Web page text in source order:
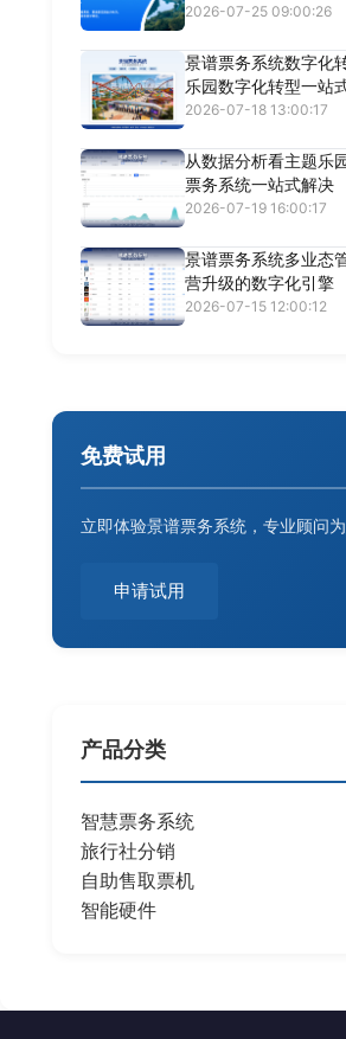
2026-07-25 09:00:26
景谱票务系统数字化
乐园数字化转型一站
2026-07-18 13:00:17
从数据分析看主题乐
票务系统一站式解决
2026-07-19 16:00:17
景谱票务系统多业态
营升级的数字化引擎
2026-07-15 12:00:12
免费试用
立即体验景谱票务系统，专业顾问
申请试用
产品分类
智慧票务系统
旅行社分销
自助售取票机
智能硬件